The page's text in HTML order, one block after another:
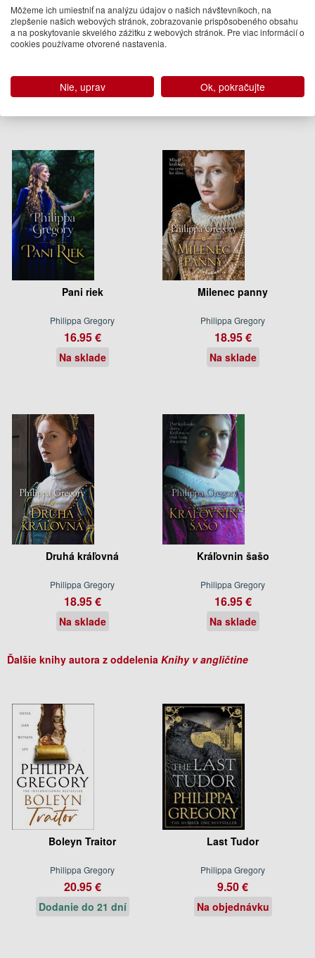
Tri sestry, tri kráľovné
14.95 €
Na sklade
Biela princezná
19.95 €
Na sklade
Pani riek
Philippa Gregory
16.95 €
Na sklade
Milenec panny
Philippa Gregory
18.95 €
Na sklade
Druhá kráľovná
Philippa Gregory
18.95 €
Na sklade
Kráľovnin šašo
Philippa Gregory
16.95 €
Na sklade
Ďalšie knihy autora z oddelenia Knihy v angličtine
Boleyn Traitor
Philippa Gregory
20.95 €
Dodanie do 21 dní
Last Tudor
Philippa Gregory
9.50 €
Na objednávku
Môžeme ich umiestniť na analýzu údajov o našich návštevníkoch, na
zlepšenie našich webových stránok, zobrazovanie prispôsobeného obsahu
a na poskytovanie skvelého zážitku z webových stránok. Pre viac informácií o
cookies používame otvorené nastavenia.
Nie, uprav Ok, pokračujte